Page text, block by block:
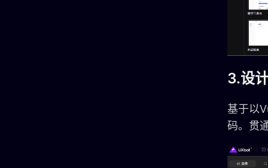
3.设
基于以
码。贯